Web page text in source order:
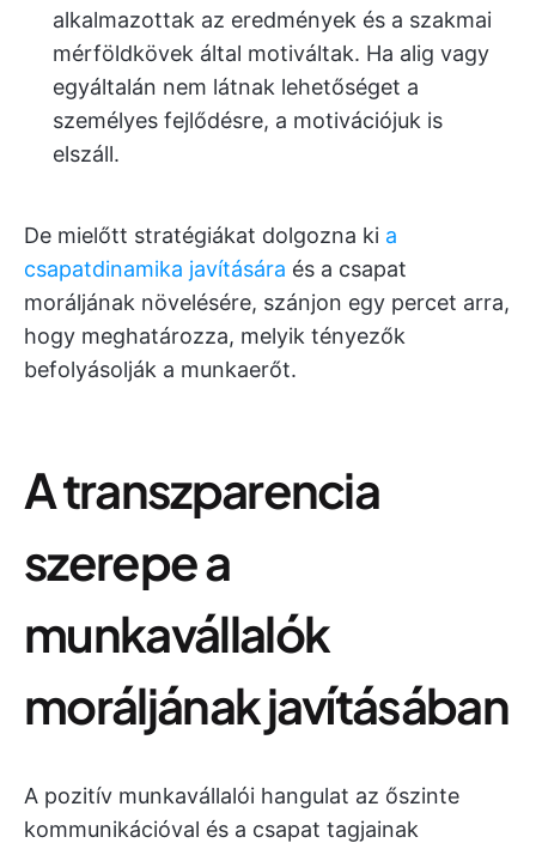
alkalmazottak az eredmények és a szakmai
mérföldkövek által motiváltak. Ha alig vagy
egyáltalán nem látnak lehetőséget a
személyes fejlődésre, a motivációjuk is
elszáll.
De mielőtt stratégiákat dolgozna ki a
csapatdinamika javítására és a csapat
moráljának növelésére, szánjon egy percet arra,
hogy meghatározza, melyik tényezők
befolyásolják a munkaerőt.
A transzparencia
szerepe a
munkavállalók
moráljának javításában
A pozitív munkavállalói hangulat az őszinte
kommunikációval és a csapat tagjainak